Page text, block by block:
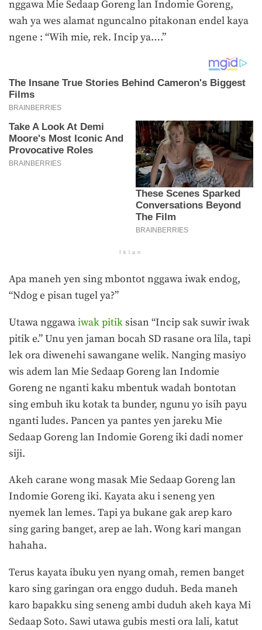
nggawa Mie Sedaap Goreng lan Indomie Goreng,
wah ya wes alamat nguncalno pitakonan endel kaya
ngene : “Wih mie, rek. Incip ya….”
Iklan
Apa maneh yen sing mbontot nggawa iwak endog,
“Ndog e pisan tugel ya?”
Utawa nggawaiwak pitiksisan “Incip sak suwir iwak
pitik e.” Unu yen jaman bocah SD rasane ora lila, tapi
lek ora diwenehi sawangane welik. Nanging masiyo
wis adem lan Mie Sedaap Goreng lan Indomie
Goreng ne nganti kaku mbentuk wadah bontotan
sing embuh iku kotak ta bunder, ngunu yo isih payu
nganti ludes. Pancen ya pantes yen jareku Mie
Sedaap Goreng lan Indomie Goreng iki dadi nomer
siji.
Akeh carane wong masak Mie Sedaap Goreng lan
Indomie Goreng iki. Kayata aku i seneng yen
nyemek lan lemes. Tapi ya bukane gak arep karo
sing garing banget, arep ae lah. Wong kari mangan
hahaha.
Terus kayata ibuku yen nyang omah, remen banget
karo sing garingan ora enggo duduh. Beda maneh
karo bapakku sing seneng ambi duduh akeh kaya Mi
Sedaap Soto. Sawi utawa gubis mesti ora lali, katut